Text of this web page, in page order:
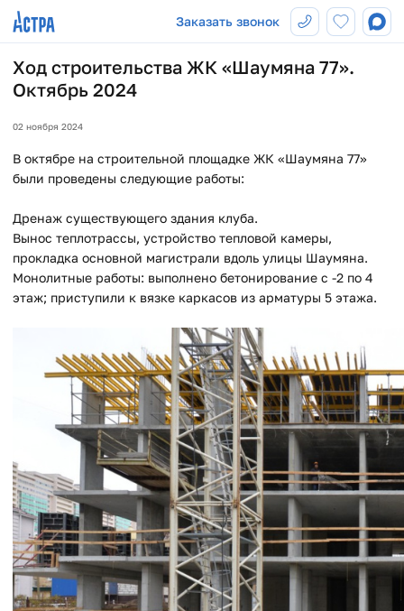
Заказать звонок
Ход строительства ЖК «Шаумяна 77».
Октябрь 2024
02 ноября 2024
В октябре на строительной площадке ЖК «Шаумяна 77»
были проведены следующие работы:
Дренаж существующего здания клуба.
Вынос теплотрассы, устройство тепловой камеры,
прокладка основной магистрали вдоль улицы Шаумяна.
Монолитные работы: выполнено бетонирование с -2 по 4
этаж; приступили к вязке каркасов из арматуры 5 этажа.